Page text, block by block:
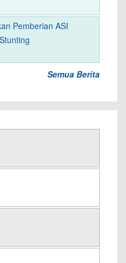
Pemberian ASI
Semua Berita